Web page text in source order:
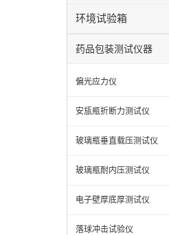
环境试验箱
药品包装测试仪器
偏光应力仪
安瓬瓶折断力测试仪
玻璃瓶垂直载压测试仪
玻璃瓶耐内压测试仪
电子壁厚底厚测试仪
落球冲击试验仪